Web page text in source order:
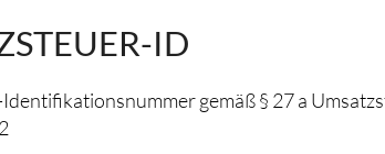
ID
gemäß § 27 a